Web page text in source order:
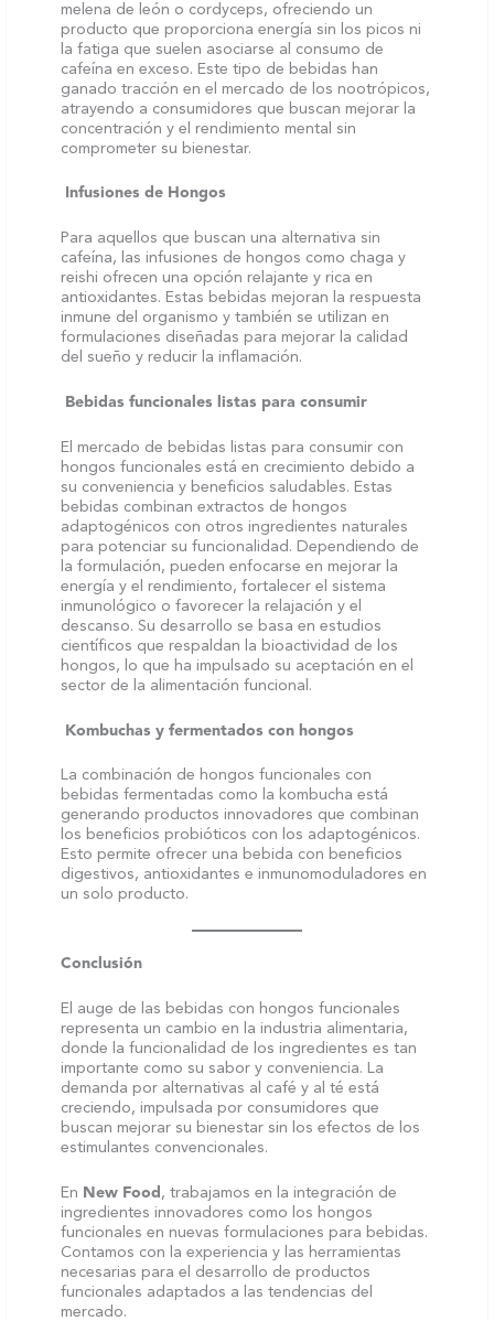
melena de león o cordyceps, ofreciendo un
producto que proporciona energía sin los picos ni
la fatiga que suelen asociarse al consumo de
cafeína en exceso. Este tipo de bebidas han
ganado tracción en el mercado de los nootrópicos,
atrayendo a consumidores que buscan mejorar la
concentración y el rendimiento mental sin
comprometer su bienestar.
Infusiones de Hongos
Para aquellos que buscan una alternativa sin
cafeína, las infusiones de hongos como chaga y
reishi ofrecen una opción relajante y rica en
antioxidantes. Estas bebidas mejoran la respuesta
inmune del organismo y también se utilizan en
formulaciones diseñadas para mejorar la calidad
del sueño y reducir la inflamación.
Bebidas funcionales listas para consumir
El mercado de bebidas listas para consumir con
hongos funcionales está en crecimiento debido a
su conveniencia y beneficios saludables. Estas
bebidas combinan extractos de hongos
adaptogénicos con otros ingredientes naturales
para potenciar su funcionalidad. Dependiendo de
la formulación, pueden enfocarse en mejorar la
energía y el rendimiento, fortalecer el sistema
inmunológico o favorecer la relajación y el
descanso. Su desarrollo se basa en estudios
científicos que respaldan la bioactividad de los
hongos, lo que ha impulsado su aceptación en el
sector de la alimentación funcional.
Kombuchas y fermentados con hongos
La combinación de hongos funcionales con
bebidas fermentadas como la kombucha está
generando productos innovadores que combinan
los beneficios probióticos con los adaptogénicos.
Esto permite ofrecer una bebida con beneficios
digestivos, antioxidantes e inmunomoduladores en
un solo producto.
Conclusión
El auge de las bebidas con hongos funcionales
representa un cambio en la industria alimentaria,
donde la funcionalidad de los ingredientes es tan
importante como su sabor y conveniencia. La
demanda por alternativas al café y al té está
creciendo, impulsada por consumidores que
buscan mejorar su bienestar sin los efectos de los
estimulantes convencionales.
En New Food , trabajamos en la integración de
ingredientes innovadores como los hongos
funcionales en nuevas formulaciones para bebidas.
Contamos con la experiencia y las herramientas
necesarias para el desarrollo de productos
funcionales adaptados a las tendencias del
mercado.